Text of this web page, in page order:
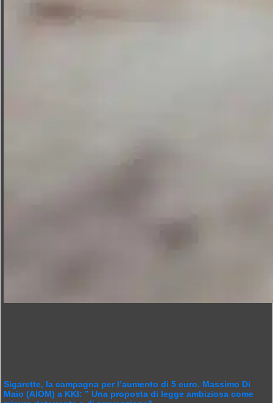
Sigarette, la campagna per l’aumento di 5 euro. Massimo Di
Maio (AIOM) a KKI: ” Una proposta di legge ambiziosa come